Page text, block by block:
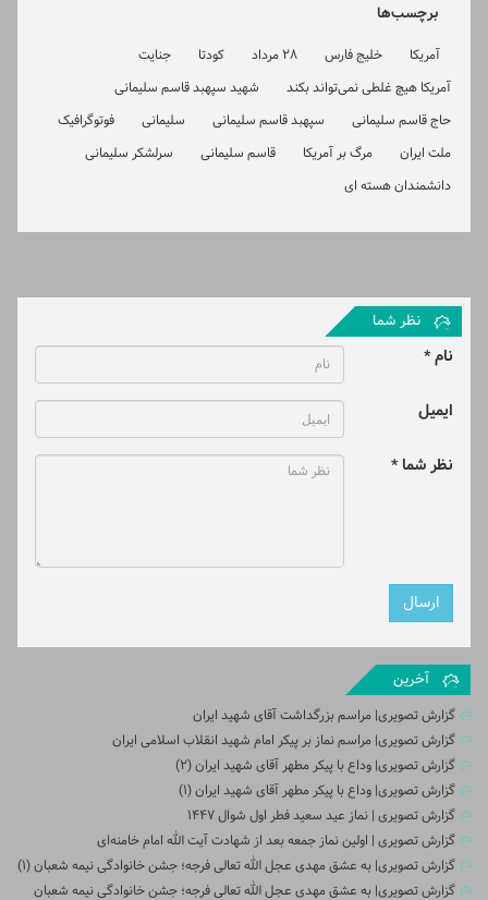
برچسب‌ها
آمریکا خلیج فارس 28 مرداد کودتا
جنایت
آمریکا هیچ غلطی نمی‌تواند بکند
شهید سپهبد قاسم سلیمانی
حاج قاسم سلیمانی
سپهبد قاسم سلیمانی سلیمانی
فوتوگرافیک
ملت ایران
مرگ بر آمریکا قاسم سلیمانی
سرلشکر سلیمانی
دانشمندان هسته ای
نظر شما
نام *
ایمیل
نظر شما *
آخرین
گزارش تصویری| مراسم بزرگداشت آقای شهید ایران
گزارش تصویری| مراسم نماز بر پیکر امام شهید انقلاب اسلامی ایران
گزارش تصویری| وداع با پیکر مطهر آقای شهید ایران (2)
گزارش تصویری| وداع با پیکر مطهر آقای شهید ایران (1)
گزارش تصویری | نماز عید سعید فطر اول شوال ۱۴۴۷
گزارش تصویری | اولین نماز جمعه بعد از شهادت آیت الله امام خامنه‌ای
گزارش تصویری| به عشق مهدی عجل الله تعالی فرجه؛ جشن خانوادگی نیمه شعبان (۱)
گزارش تصویری| به عشق مهدی عجل الله تعالی فرجه؛ جشن خانوادگی نیمه شعبان